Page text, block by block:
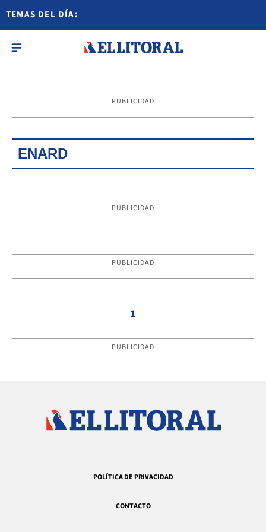
TEMAS DEL DÍA:
PUBLICIDAD
ENARD
PUBLICIDAD
PUBLICIDAD
1
PUBLICIDAD
POLÍTICA DE PRIVACIDAD
CONTACTO